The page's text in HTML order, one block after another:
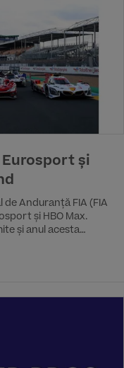
Eurosport și
Anduranță FIA (FIA
și HBO Max.
și anul acesta